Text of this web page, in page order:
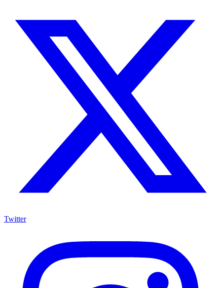
Twitter